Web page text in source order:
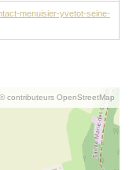
menuisier-yvetot-seine-
© contributeurs OpenStreetMap